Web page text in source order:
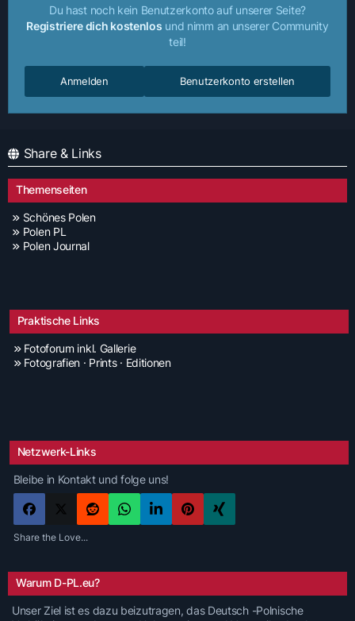
Du hast noch kein Benutzerkonto auf unserer Seite?
Registriere dich kostenlos und nimm an unserer Community
teil!
Benutzerkonto erstellen
Anmelden
Share & Links
Themenseiten
Schönes Polen
Polen PL
Polen Journal
Praktische Links
Fotoforum inkl. Gallerie
Fotografien · Prints · Editionen
Netzwerk-Links
Bleibe in Kontakt und folge uns!
Share the Love...
Warum D-PL.eu?
Unser Ziel ist es dazu beizutragen, das Deutsch -Polnische